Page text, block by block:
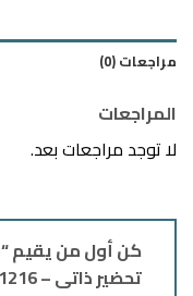
مراجعات (0)
المراجعات
لا توجد مراجعات بعد.
تحضير ذاتى – TGT11216”